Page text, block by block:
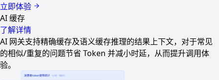
立即体验
AI 缓存
了解详情
AI 网关支持精确缓存及语义缓存推理的结果上下文，对于常见
的相似/重复的问题节省 Token 并减小时延，从而提升调用体
验。